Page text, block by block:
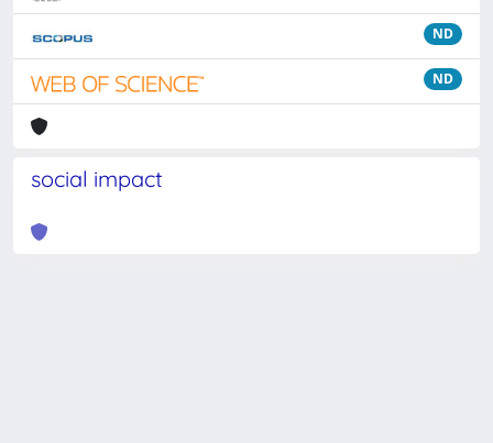
ND
ND
social impact